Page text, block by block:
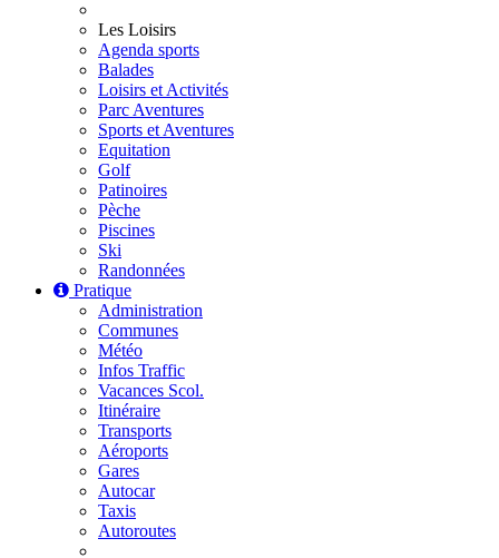
Les Loisirs
Agenda sports
Balades
Loisirs et Activités
Parc Aventures
Sports et Aventures
Equitation
Golf
Patinoires
Pèche
Piscines
Ski
Randonnées
Pratique
Administration
Communes
Météo
Infos Traffic
Vacances Scol.
Itinéraire
Transports
Aéroports
Gares
Autocar
Taxis
Autoroutes